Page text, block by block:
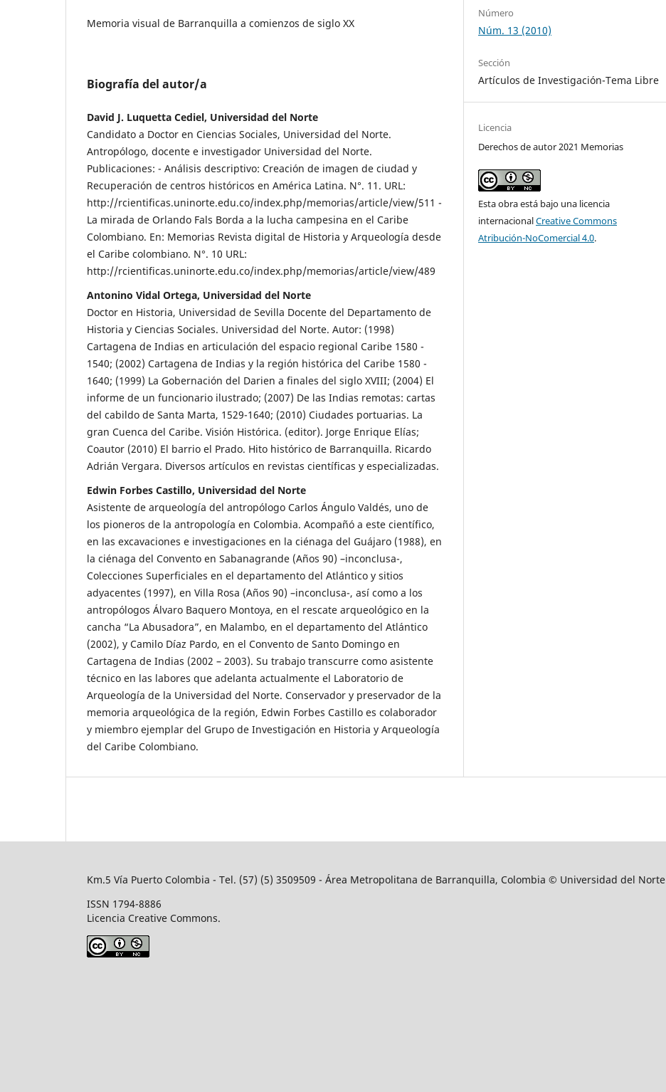
Memoria visual de Barranquilla a comienzos de siglo XX
Biografía del autor/a
David J. Luquetta Cediel, Universidad del Norte
Candidato a Doctor en Ciencias Sociales, Universidad del Norte.
Antropólogo, docente e investigador Universidad del Norte.
Publicaciones: - Análisis descriptivo: Creación de imagen de ciudad y
Recuperación de centros históricos en América Latina. N°. 11. URL:
http://rcientificas.uninorte.edu.co/index.php/memorias/article/view/511 -
La mirada de Orlando Fals Borda a la lucha campesina en el Caribe
Colombiano. En: Memorias Revista digital de Historia y Arqueología desde
el Caribe colombiano. N°. 10 URL:
http://rcientificas.uninorte.edu.co/index.php/memorias/article/view/489
Antonino Vidal Ortega, Universidad del Norte
Doctor en Historia, Universidad de Sevilla Docente del Departamento de
Historia y Ciencias Sociales. Universidad del Norte. Autor: (1998)
Cartagena de Indias en articulación del espacio regional Caribe 1580 -
1540; (2002) Cartagena de Indias y la región histórica del Caribe 1580 -
1640; (1999) La Gobernación del Darien a finales del siglo XVIII; (2004) El
informe de un funcionario ilustrado; (2007) De las Indias remotas: cartas
del cabildo de Santa Marta, 1529-1640; (2010) Ciudades portuarias. La
gran Cuenca del Caribe. Visión Histórica. (editor). Jorge Enrique Elías;
Coautor (2010) El barrio el Prado. Hito histórico de Barranquilla. Ricardo
Adrián Vergara. Diversos artículos en revistas científicas y especializadas.
Edwin Forbes Castillo, Universidad del Norte
Asistente de arqueología del antropólogo Carlos Ángulo Valdés, uno de
los pioneros de la antropología en Colombia. Acompañó a este científico,
en las excavaciones e investigaciones en la ciénaga del Guájaro (1988), en
la ciénaga del Convento en Sabanagrande (Años 90) –inconclusa-,
Colecciones Superficiales en el departamento del Atlántico y sitios
adyacentes (1997), en Villa Rosa (Años 90) –inconclusa-, así como a los
antropólogos Álvaro Baquero Montoya, en el rescate arqueológico en la
cancha “La Abusadora”, en Malambo, en el departamento del Atlántico
(2002), y Camilo Díaz Pardo, en el Convento de Santo Domingo en
Cartagena de Indias (2002 – 2003). Su trabajo transcurre como asistente
técnico en las labores que adelanta actualmente el Laboratorio de
Arqueología de la Universidad del Norte. Conservador y preservador de la
memoria arqueológica de la región, Edwin Forbes Castillo es colaborador
y miembro ejemplar del Grupo de Investigación en Historia y Arqueología
del Caribe Colombiano.
Número
Núm. 13 (2010)
Sección
Artículos de Investigación-Tema Libre
Licencia
Derechos de autor 2021 Memorias
Esta obra está bajo una licencia
internacionalCreative Commons
Atribución-NoComercial 4.0.
Km.5 Vía Puerto Colombia - Tel. (57) (5) 3509509 - Área Metropolitana de Barranquilla, Colombia © Universidad del Norte
ISSN 1794-8886
Licencia Creative Commons.